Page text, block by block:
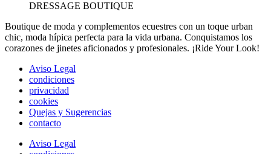
DRESSAGE BOUTIQUE
Boutique de moda y complementos ecuestres con un toque urban
chic, moda hípica perfecta para la vida urbana. Conquistamos los
corazones de jinetes aficionados y profesionales. ¡Ride Your Look!
Aviso Legal
condiciones
privacidad
cookies
Quejas y Sugerencias
contacto
Aviso Legal